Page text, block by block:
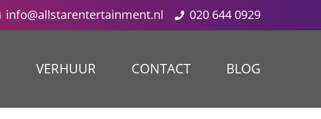
info@allstarentertainment.nl 020 644 0929
VERHUUR CONTACT BLOG